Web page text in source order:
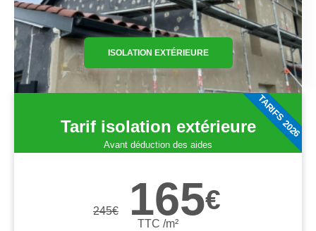
ISOLATION EXTÉRIEURE
Tarif isolation extérieure
Avant déduction des aides
245€ 165€
TTC /m²
TARIFS 2026